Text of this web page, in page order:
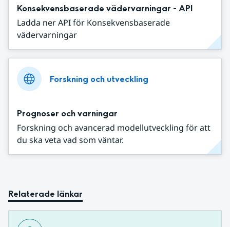
Konsekvensbaserade vädervarningar - API
Ladda ner API för Konsekvensbaserade
vädervarningar
Forskning och utveckling
Prognoser och varningar
Forskning och avancerad modellutveckling för att
du ska veta vad som väntar.
Relaterade länkar